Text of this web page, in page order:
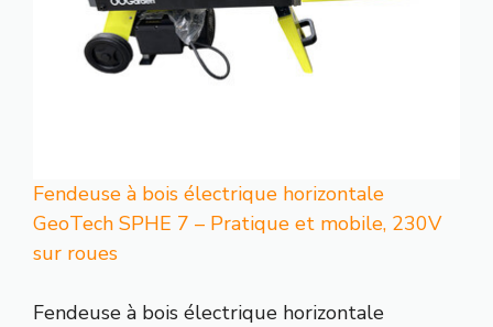
Fendeuse à bois électrique horizontale
GeoTech SPHE 7 – Pratique et mobile, 230V
sur roues
Fendeuse à bois électrique horizontale